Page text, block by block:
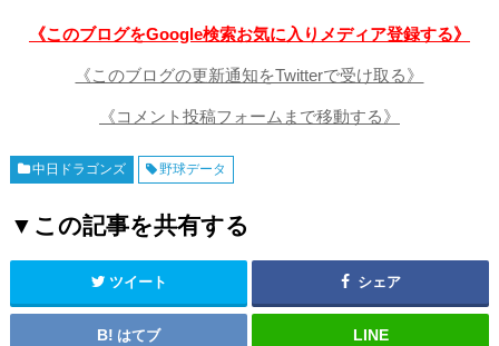
《このブログをGoogle検索お気に入りメディア登録する》
《このブログの更新通知をTwitterで受け取る》
《コメント投稿フォームまで移動する》
中日ドラゴンズ 野球データ
▼この記事を共有する
ツイート シェア
はてブ